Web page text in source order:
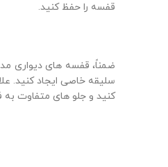
قفسه را حفظ کنید.
ضمناً، قفسه‌ های دیواری
سلیقه خاصی ایجاد کنید.
کنید و جلو های متفاوت